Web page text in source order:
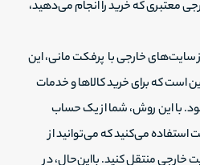
معتبری که خرید را انجام می‌دهید،
سایت‌های خارجی با پرفکت مانی، این
که برای خرید کالاها و خدمات
با این روش، شما از یک حساب
استفاده می‌کنید که می‌توانید از
خارجی منتقل کنید. بااین‌حال، در